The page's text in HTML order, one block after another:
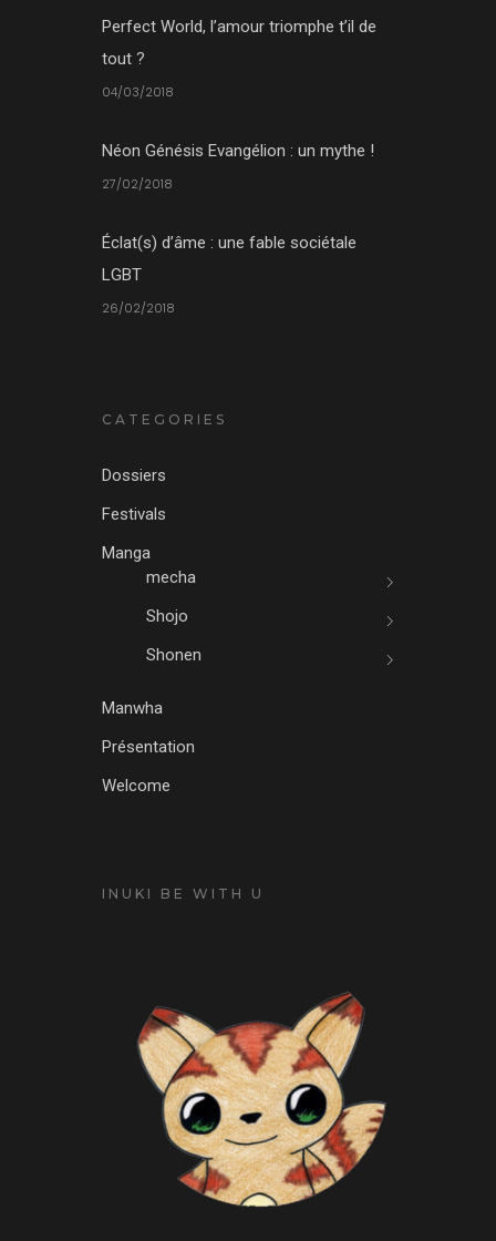
Perfect World, l’amour triomphe t’il de
tout ?
04/03/2018
Néon Génésis Evangélion : un mythe !
27/02/2018
Éclat(s) d’âme : une fable sociétale
LGBT
26/02/2018
CATEGORIES
Dossiers
Festivals
Manga
mecha
Shojo
Shonen
Manwha
Présentation
Welcome
INUKI BE WITH U